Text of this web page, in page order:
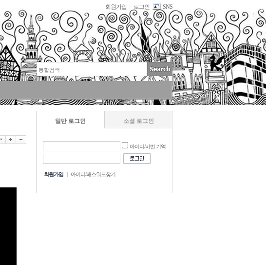
회원가입 로그인 SNS
일반 로그인 소셜 로그인
아이디/비번 기억
회원가입 | 아이디/패스워드찾기